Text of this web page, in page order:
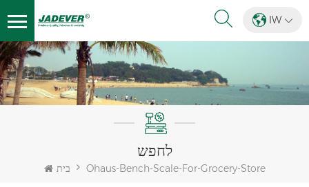
IW
לחפש
בית Ohaus-Bench-Scale-For-Grocery-Store